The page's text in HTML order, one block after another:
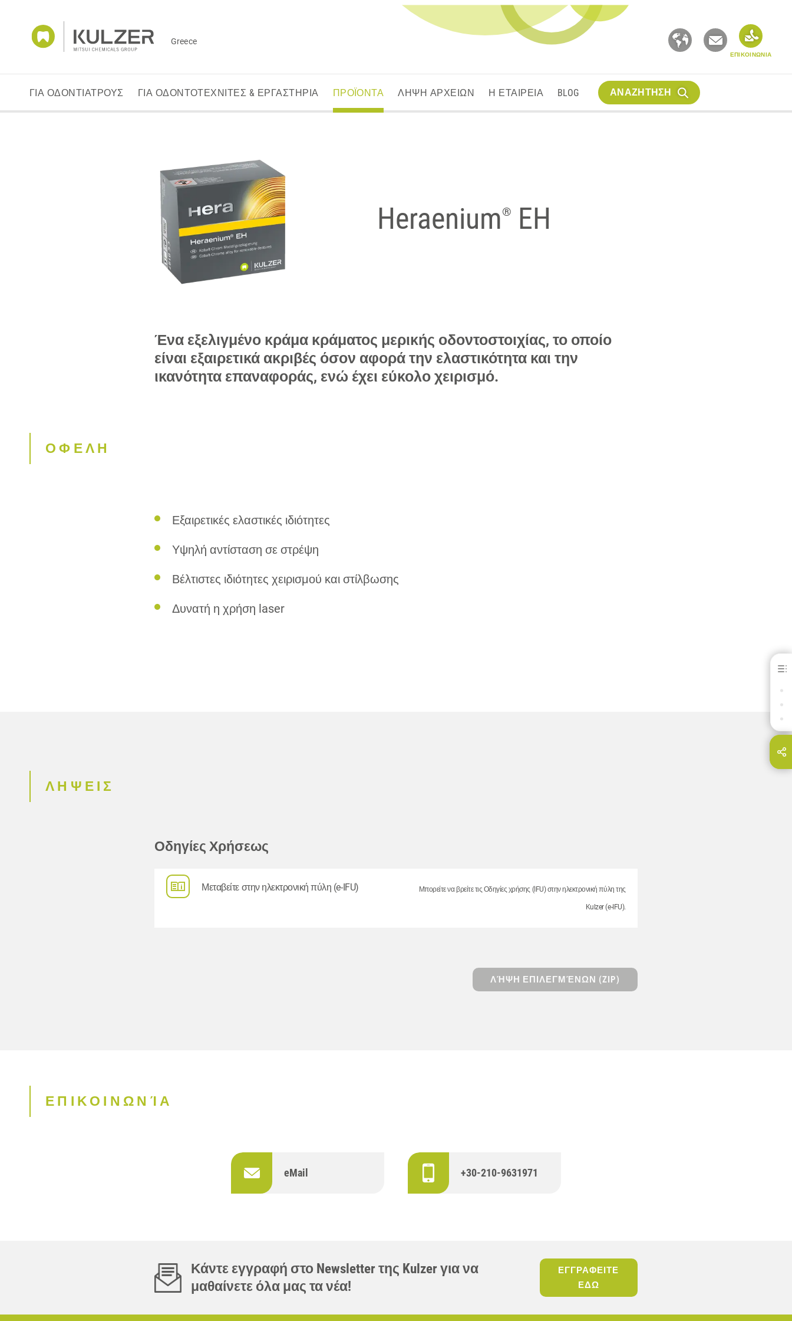
Greece
ΕΠΙΚΟΙΝΩΝΙΑ
ΓΙΑ ΟΔΟΝΤΙΑΤΡΟΥΣ ΓΙΑ ΟΔΟΝΤΟΤΕΧΝΙΤΕΣ & ΕΡΓΑΣΤΗΡΙΑ ΠΡΟΪΟΝΤΑ ΛΗΨΗ ΑΡΧΕΙΩΝ Η ΕΤΑΙΡΕΙΑ BLOG ΑΝΑΖΗΤΗΣΗ
Heraenium® EH
Ένα εξελιγμένο κράμα κράματος μερικής οδοντοστοιχίας, το οποίο
είναι εξαιρετικά ακριβές όσον αφορά την ελαστικότητα και την
ικανότητα επαναφοράς, ενώ έχει εύκολο χειρισμό.
ΟΦΕΛΗ
Εξαιρετικές ελαστικές ιδιότητες
Υψηλή αντίσταση σε στρέψη
Βέλτιστες ιδιότητες χειρισμού και στίλβωσης
Δυνατή η χρήση laser
ΛΗΨΕΙΣ
Οδηγίες Χρήσεως
Μεταβείτε στην ηλεκτρονική πύλη (e-IFU) Μπορείτε να βρείτε τις Οδηγίες χρήσης (IFU) στην ηλεκτρονική πύλη της
Kulzer (e-IFU).
ΛΉΨΗ ΕΠΙΛΕΓΜΈΝΩΝ (ZIP)
ΕΠΙΚΟΙΝΩΝΊΑ
eMail +30-210-9631971
Κάντε εγγραφή στο Newsletter της Kulzer για να
μαθαίνετε όλα μας τα νέα!
ΕΓΓΡΑΦΕΙΤΕ
ΕΔΩ